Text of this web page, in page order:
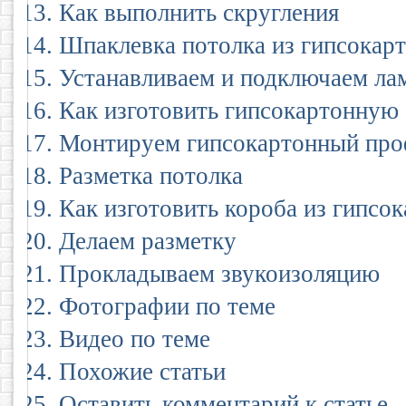
Как выполнить скругления
Шпаклевка потолка из
Устанавливаем и подключаем
Как изготовить гипсокартонную
Монтируем гипсокартонный
Разметка потолка
Как изготовить короба из
Делаем разметку
Прокладываем звукоизоляцию
Фотографии по теме
Видео по теме
Похожие статьи